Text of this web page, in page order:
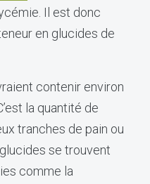
Il est donc
en glucides de
contenir environ
la quantité de
tranches de pain ou
se trouvent
comme la